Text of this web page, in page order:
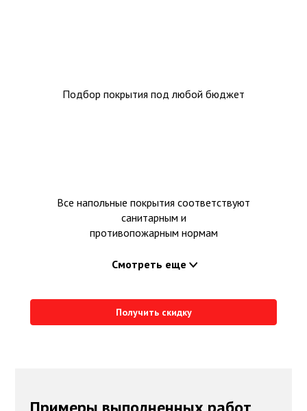
Подбор покрытия под любой бюджет
Все напольные покрытия соответствуют
санитарным и
противопожарным нормам
Смотреть еще
Получить скидку